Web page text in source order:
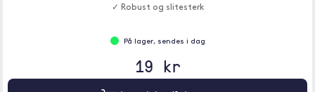
✓ Robust og slitesterk
På lager, sendes i dag
19 kr